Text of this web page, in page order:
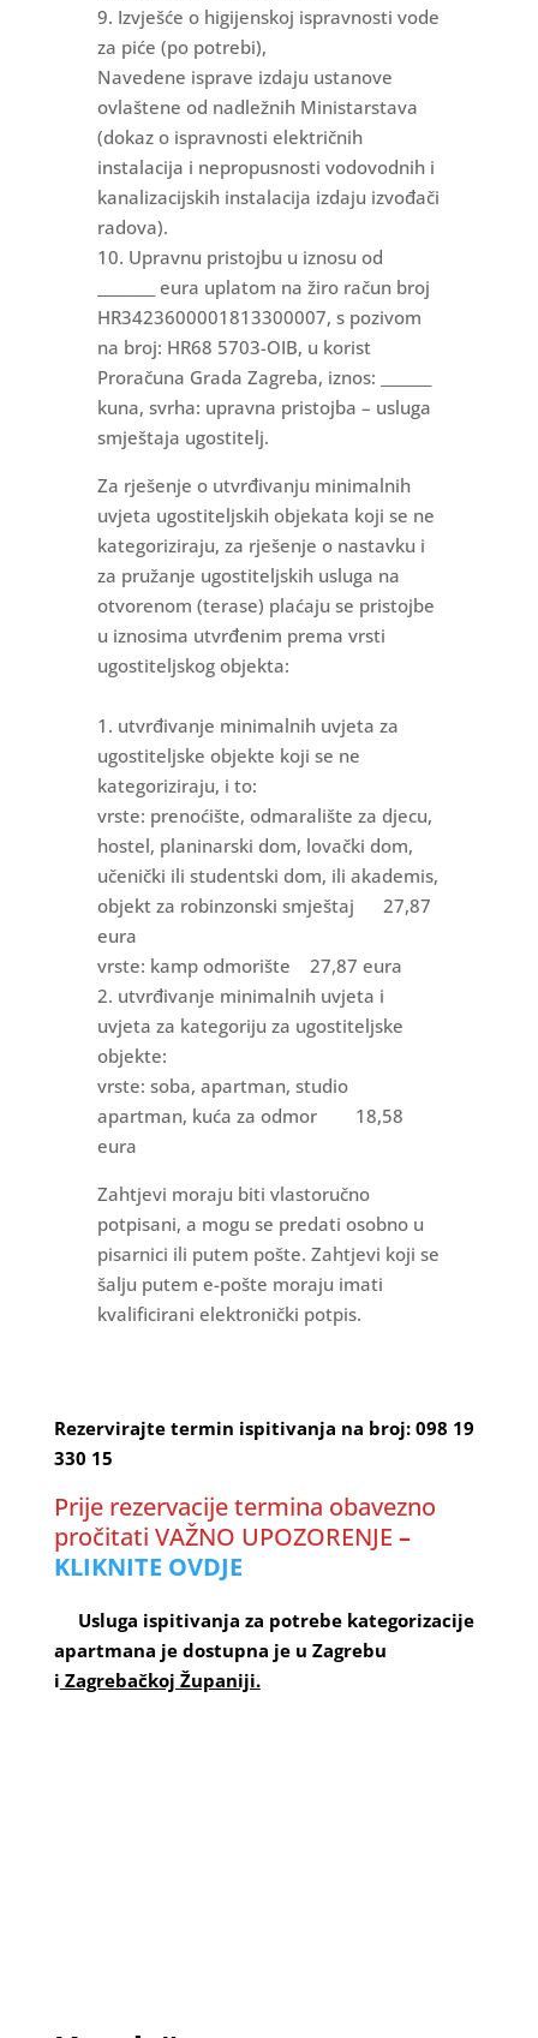
9. Izvješće o higijenskoj ispravnosti vode
za piće (po potrebi),
Navedene isprave izdaju ustanove
ovlaštene od nadležnih Ministarstava
(dokaz o ispravnosti električnih
instalacija i nepropusnosti vodovodnih i
kanalizacijskih instalacija izdaju izvođači
radova).
10. Upravnu pristojbu u iznosu od
________ eura uplatom na žiro račun broj
HR3423600001813300007, s pozivom
na broj: HR68 5703-OIB, u korist
Proračuna Grada Zagreba, iznos: _______
kuna, svrha: upravna pristojba – usluga
smještaja ugostitelj.
Za rješenje o utvrđivanju minimalnih
uvjeta ugostiteljskih objekata koji se ne
kategoriziraju, za rješenje o nastavku i
za pružanje ugostiteljskih usluga na
otvorenom (terase) plaćaju se pristojbe
u iznosima utvrđenim prema vrsti
ugostiteljskog objekta:
1. utvrđivanje minimalnih uvjeta za
ugostiteljske objekte koji se ne
kategoriziraju, i to:
vrste: prenoćište, odmaralište za djecu,
hostel, planinarski dom, lovački dom,
učenički ili studentski dom, ili akademis,
objekt za robinzonski smještaj 27,87
eura
vrste: kamp odmorište 27,87 eura
2. utvrđivanje minimalnih uvjeta i
uvjeta za kategoriju za ugostiteljske
objekte:
vrste: soba, apartman, studio
apartman, kuća za odmor 18,58
eura
Zahtjevi moraju biti vlastoručno
potpisani, a mogu se predati osobno u
pisarnici ili putem pošte. Zahtjevi koji se
šalju putem e-pošte moraju imati
kvalificirani elektronički potpis.
Rezervirajte termin ispitivanja na broj: 098 19
330 15
Prije rezervacije termina obavezno
pročitati VAŽNO UPOZORENJE –
KLIKNITE OVDJE
Usluga ispitivanja za potrebe kategorizacije
apartmana je dostupna je u Zagrebu
i Zagrebačkoj Županiji.